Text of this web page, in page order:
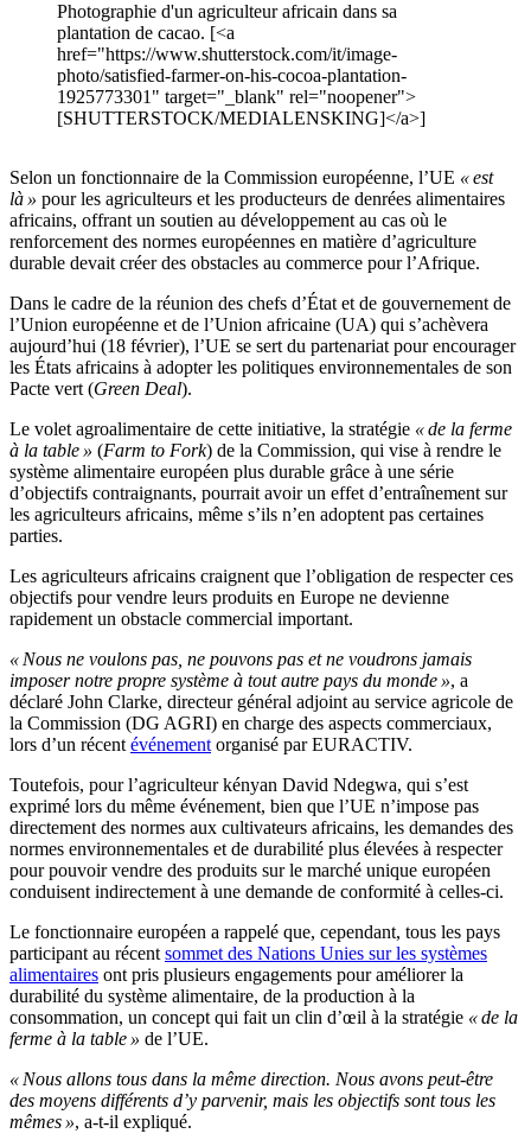
Photographie d'un agriculteur africain dans sa
plantation de cacao. [<a
href="https://www.shutterstock.com/it/image-
photo/satisfied-farmer-on-his-cocoa-plantation-
1925773301" target="_blank" rel="noopener">
[SHUTTERSTOCK/MEDIALENSKING]</a>]
Selon un fonctionnaire de la Commission européenne, l’UE « est
là » pour les agriculteurs et les producteurs de denrées alimentaires
africains, offrant un soutien au développement au cas où le
renforcement des normes européennes en matière d’agriculture
durable devait créer des obstacles au commerce pour l’Afrique.
Dans le cadre de la réunion des chefs d’État et de gouvernement de
l’Union européenne et de l’Union africaine (UA) qui s’achèvera
aujourd’hui (18 février), l’UE se sert du partenariat pour encourager
les États africains à adopter les politiques environnementales de son
Pacte vert (Green Deal).
Le volet agroalimentaire de cette initiative, la stratégie « de la ferme
à la table » (Farm to Fork) de la Commission, qui vise à rendre le
système alimentaire européen plus durable grâce à une série
d’objectifs contraignants, pourrait avoir un effet d’entraînement sur
les agriculteurs africains, même s’ils n’en adoptent pas certaines
parties.
Les agriculteurs africains craignent que l’obligation de respecter ces
objectifs pour vendre leurs produits en Europe ne devienne
rapidement un obstacle commercial important.
« Nous ne voulons pas, ne pouvons pas et ne voudrons jamais
imposer notre propre système à tout autre pays du monde », a
déclaré John Clarke, directeur général adjoint au service agricole de
la Commission (DG AGRI) en charge des aspects commerciaux,
lors d’un récent événement organisé par EURACTIV.
Toutefois, pour l’agriculteur kényan David Ndegwa, qui s’est
exprimé lors du même événement, bien que l’UE n’impose pas
directement des normes aux cultivateurs africains, les demandes des
normes environnementales et de durabilité plus élevées à respecter
pour pouvoir vendre des produits sur le marché unique européen
conduisent indirectement à une demande de conformité à celles-ci.
Le fonctionnaire européen a rappelé que, cependant, tous les pays
participant au récent sommet des Nations Unies sur les systèmes
alimentaires ont pris plusieurs engagements pour améliorer la
durabilité du système alimentaire, de la production à la
consommation, un concept qui fait un clin d’œil à la stratégie « de la
ferme à la table » de l’UE.
« Nous allons tous dans la même direction. Nous avons peut-être
des moyens différents d’y parvenir, mais les objectifs sont tous les
mêmes », a-t-il expliqué.